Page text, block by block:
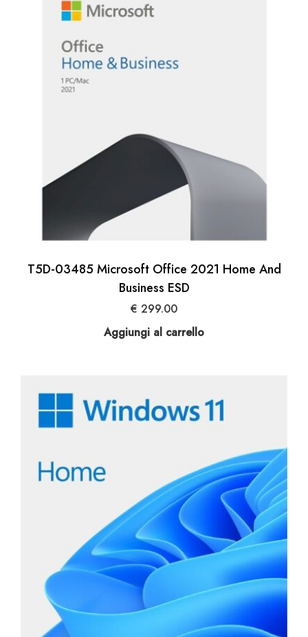
T5D-03485 Microsoft Office 2021 Home And
Business ESD
€ 299.00
Aggiungi al carrello